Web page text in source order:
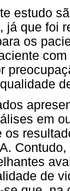
estudo
já que foi
os
em
os
de